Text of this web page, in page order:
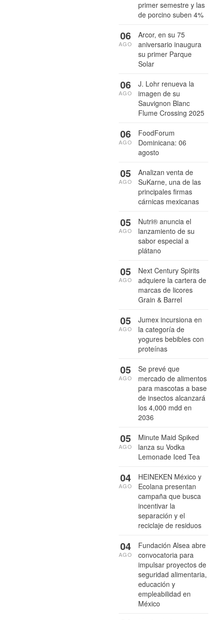
primer semestre y las
de porcino suben 4%
Arcor, en su 75
aniversario inaugura
su primer Parque
Solar
06
AGO
J. Lohr renueva la
imagen de su
Sauvignon Blanc
Flume Crossing 2025
06
AGO
FoodForum
Dominicana: 06
agosto
06
AGO
Analizan venta de
SuKarne, una de las
principales firmas
cárnicas mexicanas
05
AGO
Nutri® anuncia el
lanzamiento de su
sabor especial a
plátano
05
AGO
Next Century Spirits
adquiere la cartera de
marcas de licores
Grain & Barrel
05
AGO
Jumex incursiona en
la categoría de
yogures bebibles con
proteínas
05
AGO
Se prevé que
mercado de alimentos
para mascotas a base
de insectos alcanzará
los 4,000 mdd en
2036
05
AGO
Minute Maid Spiked
lanza su Vodka
Lemonade Iced Tea
05
AGO
HEINEKEN México y
Ecolana presentan
campaña que busca
incentivar la
separación y el
reciclaje de residuos
04
AGO
Fundación Alsea abre
convocatoria para
impulsar proyectos de
seguridad alimentaria,
educación y
empleabilidad en
México
04
AGO